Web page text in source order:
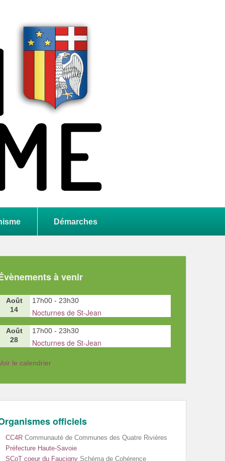
Démarches
à venir
Août
14
17h00 - 23h30
Nocturnes de St-Jean
Août
28
17h00 - 23h30
Nocturnes de St-Jean
le calendrier
officiels
CC4R Communauté de Communes des Quatre Rivières
Préfecture Haute-Savoie
SCoT coeur du Faucigny Schéma de Cohérence